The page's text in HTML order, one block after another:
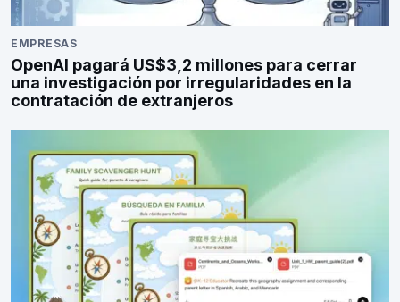
EMPRESAS
OpenAI pagará US$3,2 millones para cerrar
una investigación por irregularidades en la
contratación de extranjeros